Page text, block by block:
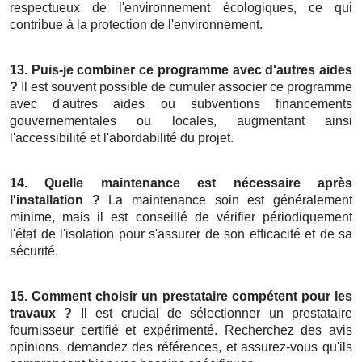
respectueux de l'environnement écologiques, ce qui
contribue à la protection de l'environnement.
13. Puis-je combiner ce programme avec d'autres aides
? Il est souvent possible de cumuler associer ce programme
avec d'autres aides ou subventions financements
gouvernementales ou locales, augmentant ainsi
l'accessibilité et l'abordabilité du projet.
14. Quelle maintenance est nécessaire après
l'installation ? La maintenance soin est généralement
minime, mais il est conseillé de vérifier périodiquement
l'état de l'isolation pour s'assurer de son efficacité et de sa
sécurité.
15. Comment choisir un prestataire compétent pour les
travaux ? Il est crucial de sélectionner un prestataire
fournisseur certifié et expérimenté. Recherchez des avis
opinions, demandez des références, et assurez-vous qu'ils